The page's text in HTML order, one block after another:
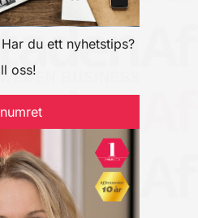
du ett nyhetstips?
oss!